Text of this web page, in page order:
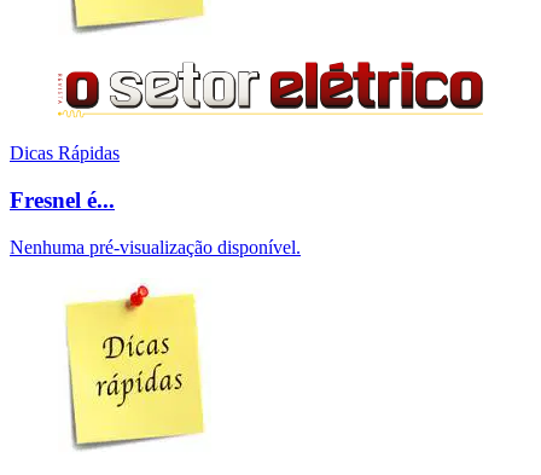
Dicas Rápidas
Fresnel é...
Nenhuma pré-visualização disponível.